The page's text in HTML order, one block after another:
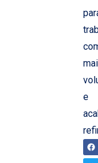
e